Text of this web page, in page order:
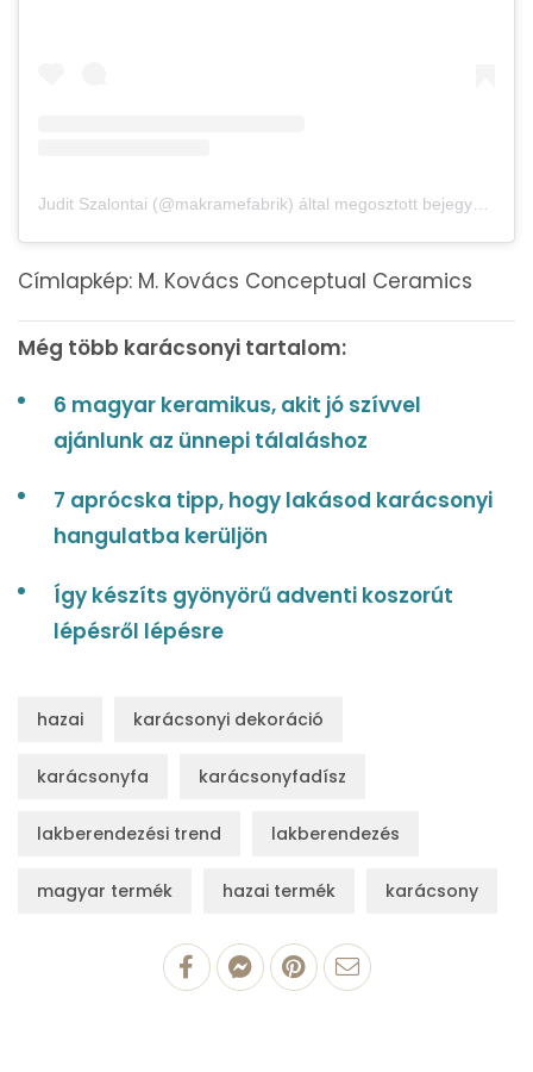
Címlapkép: M. Kovács Conceptual Ceramics
Még több karácsonyi tartalom:
6 magyar keramikus, akit jó szívvel
ajánlunk az ünnepi tálaláshoz
7 aprócska tipp, hogy lakásod karácsonyi
hangulatba kerüljön
Így készíts gyönyörű adventi koszorút
lépésről lépésre
hazai karácsonyi dekoráció
karácsonyfa karácsonyfadísz
lakberendezési trend lakberendezés
magyar termék hazai termék karácsony